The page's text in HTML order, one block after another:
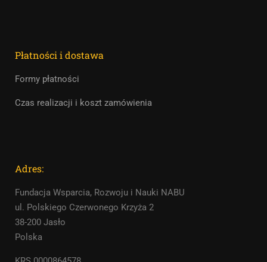
Płatności i dostawa
Formy płatności
Czas realizacji i koszt zamówienia
Adres:
Fundacja Wsparcia, Rozwoju i Nauki NABU
ul. Polskiego Czerwonego Krzyża 2
38-200 Jasło
Polska